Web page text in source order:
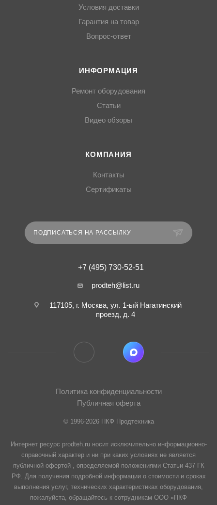
Условия доставки
Гарантия на товар
Вопрос-ответ
ИНФОРМАЦИЯ
Ремонт оборудования
Статьи
Видео обзоры
КОМПАНИЯ
Контакты
Сертификаты
ПОДПИСАТЬСЯ НА РАССЫЛКУ
+7 (495) 730-52-51
prodteh@list.ru
117105, г. Москва, ул. 1-ый Нагатинский
проезд, д. 4
Политика конфиденциальности
Публичная оферта
© 1996-2026 ПКФ Продтехника
Интернет ресурс prodteh.ru носит исключительно информационно-
справочный характер и ни при каких условиях не является
публичной офертой , определяемой положениями Статьи 437 ГК
РФ. Для получения подробной информации о стоимости и сроках
выполнения услуг, технических характеристиках оборудования,
пожалуйста, обращайтесь к сотрудникам ООО «ПКФ